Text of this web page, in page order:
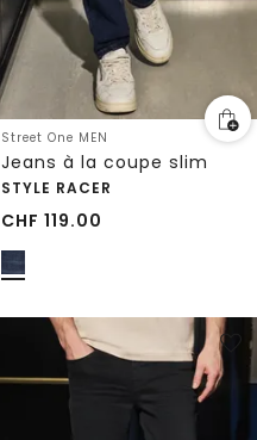
Street One MEN
Jeans à la coupe slim
STYLE RACER
CHF 119.00